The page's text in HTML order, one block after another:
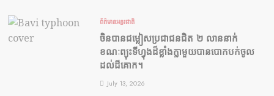
ព័ត៌មានអន្តរជាតិ
ចិនបានជម្លៀសប្រជាជនជិត ២ លាននាក់
ខណៈព្យុះទីហ្វុងដ៏ខ្លាំងក្លាមួយបានបោកបក់ចូល
ដល់ដីគោក។
July 13, 2026